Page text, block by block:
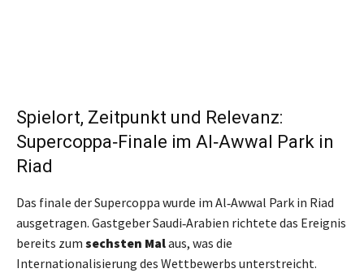
Spielort, Zeitpunkt und Relevanz:
Supercoppa‑Finale im Al‑Awwal Park in
Riad
Das finale der Supercoppa wurde im Al‑Awwal Park in Riad
ausgetragen. Gastgeber Saudi‑Arabien richtete das Ereignis
bereits zum sechsten Malaus, was die
Internationalisierung des Wettbewerbs unterstreicht.